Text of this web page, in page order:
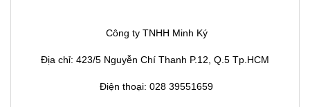
Công ty TNHH Minh Ký
Địa chỉ: 423/5 Nguyễn Chí Thanh P.12, Q.5 Tp.HCM
Điện thoại: 028 39551659